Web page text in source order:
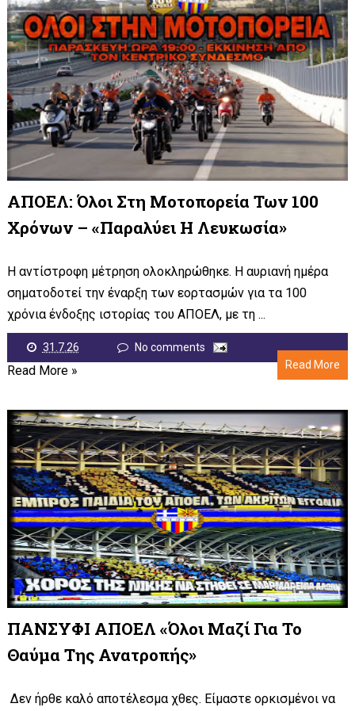
ΑΠΟΕΛ: Όλοι Στη Μοτοπορεία Των 100
Χρόνων – «Παραλύει Η Λευκωσία»
Η αντίστροφη μέτρηση ολοκληρώθηκε. Η αυριανή ημέρα
σηματοδοτεί την έναρξη των εορτασμών για τα 100
χρόνια ένδοξης ιστορίας του ΑΠΟΕΛ, με τη ...
31.7.26
No comments
Read More
Read More »
ΠΑΝΣΥΦΙ ΑΠΟΕΛ «Όλοι Μαζί Για Το
Θαύμα Της Ανατροπής»
Δεν ήρθε καλό αποτέλεσμα χθες. Είμαστε ορκισμένοι να